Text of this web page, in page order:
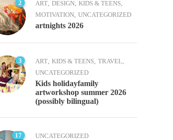
2 ART, DESIGN, KIDS & TEENS,
MOTIVATION, UNCATEGORIZED
artnights 2026
3 ART, KIDS & TEENS, TRAVEL,
UNCATEGORIZED
Kids holidayfamily
artworkshop summer 2026
(possibly bilingual)
17 UNCATEGORIZED